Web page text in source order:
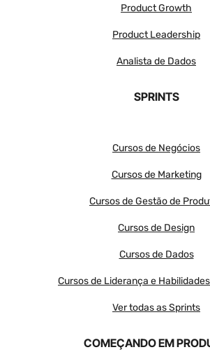
Product Growth
Product Leadership
Analista de Dados
SPRINTS
Cursos de Negócios
Cursos de Marketing
Cursos de Gestão de
Cursos de Design
Cursos de Dados
Cursos de Liderança e
Ver todas as Sprints
COMEÇANDO EM